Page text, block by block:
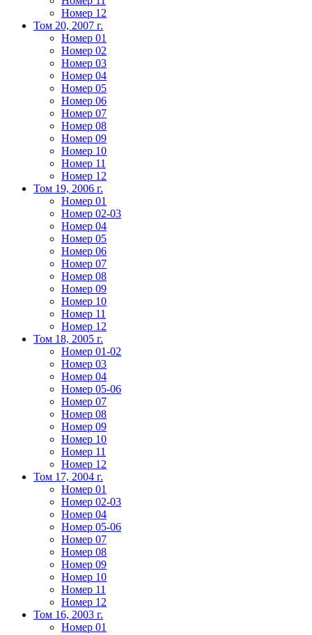
Номер 12
Том 20, 2007 г.
Номер 01
Номер 02
Номер 03
Номер 04
Номер 05
Номер 06
Номер 07
Номер 08
Номер 09
Номер 10
Номер 11
Номер 12
Том 19, 2006 г.
Номер 01
Номер 02-03
Номер 04
Номер 05
Номер 06
Номер 07
Номер 08
Номер 09
Номер 10
Номер 11
Номер 12
Том 18, 2005 г.
Номер 01-02
Номер 03
Номер 04
Номер 05-06
Номер 07
Номер 08
Номер 09
Номер 10
Номер 11
Номер 12
Том 17, 2004 г.
Номер 01
Номер 02-03
Номер 04
Номер 05-06
Номер 07
Номер 08
Номер 09
Номер 10
Номер 11
Номер 12
Том 16, 2003 г.
Номер 01